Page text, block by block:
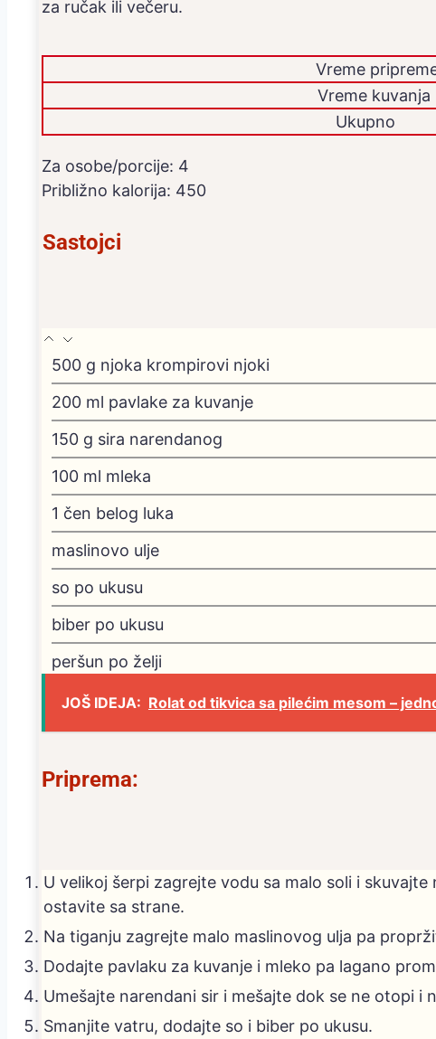
za ručak ili večeru.
Vreme
Vreme kuvanja
Ukupno
Za osobe/porcije: 4
Približno kalorija: 450
Sastojci
500 g njoka krompirovi njoki
200 ml pavlake za kuvanje
150 g sira narendanog
100 ml mleka
1 čen belog luka
maslinovo ulje
so po ukusu
biber po ukusu
peršun po želji
JOŠ IDEJA: Rolat od tikvica sa pilećim mesom –
Priprema:
U velikoj šerpi zagrejte vodu sa malo soli i
ostavite sa strane.
Na tiganju zagrejte malo maslinovog ulja pa
Dodajte pavlaku za kuvanje i mleko pa lagano
Umešajte narendani sir i mešajte dok se ne otopi i
Smanjite vatru, dodajte so i biber po ukusu.